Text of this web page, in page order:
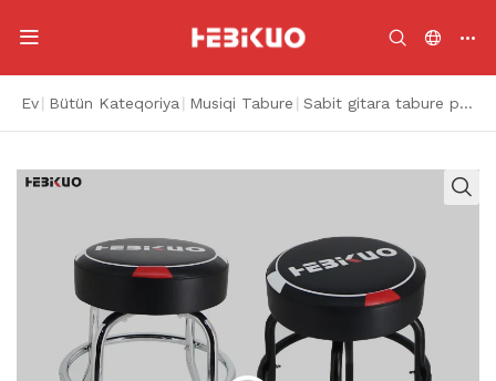
Ev Bütün Kateqoriya Musiqi Tabure Sabit gitara tabure portativ gitara tabure